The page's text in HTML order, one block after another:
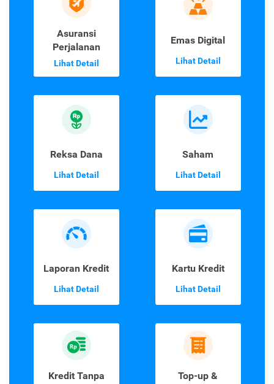
Asuransi
Perjalanan
Lihat Detail
Emas Digital
Lihat Detail
Reksa Dana
Lihat Detail
Saham
Lihat Detail
Laporan Kredit
Lihat Detail
Kartu Kredit
Lihat Detail
Kredit Tanpa
Top-up &